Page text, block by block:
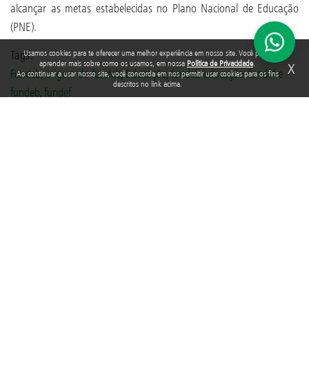
Usamos cookies para te oferecer uma melhor experiência em nosso site. Você pode
aprender mais sobre como os usamos, em nossa Política de Privacidade.
Ao continuar a usar nosso site, você concorda em nos permitir usar cookies para os fins
descritos no link acima.
X
alcançar as metas estabelecidas no Plano Nacional de Educação
(PNE).
Tags:
Fundeb,origem do fundeb,Educação,fundeb educação,fundef e
fundeb fundef